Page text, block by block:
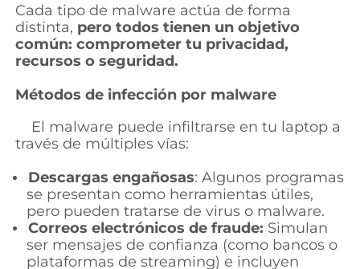
Cada tipo de malware actúa de forma
distinta, pero todos tienen un objetivo
común: comprometer tu privacidad,
recursos o seguridad.
Métodos de infección por malware
El malware puede infiltrarse en tu laptop a
través de múltiples vías:
Descargas engañosas: Algunos programas
se presentan como herramientas útiles,
pero pueden tratarse de virus o malware.
Correos electrónicos de fraude: Simulan
ser mensajes de confianza (como bancos o
plataformas de streaming) e incluyen